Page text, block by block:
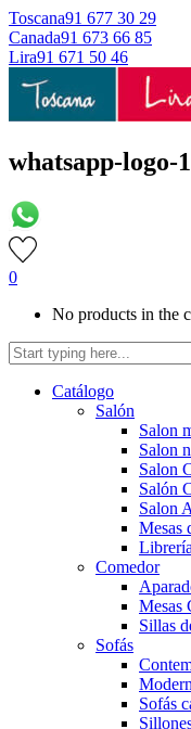
Toscana91 677 30 29
Canada91 673 66 85
Lira91 671 50 46
whatsapp-logo-
0
No products in the
Catálogo
Salón
Salon
Salon
Salon
Salón
Salon
Mesas
Comedor
Mesas
Sillas
Sofás
Sofás